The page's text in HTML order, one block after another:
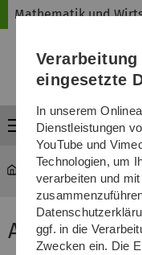
Mathematik und
Menü
Mathematik und
Aktuelle
eingesetzte
In unserem
Dienstleistungen
YouTube und
Technologien, um
verarbeiten und
ggf. in die
Zwecken ein. Die